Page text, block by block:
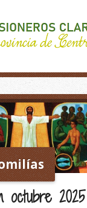
octubre 2025